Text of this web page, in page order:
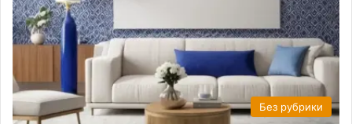
Без рубрики